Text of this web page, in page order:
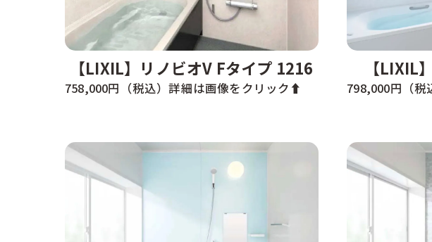
【LIXIL】リノビオV Fタイプ 1216
758,000円（税込）詳細は画像をクリック⬆️
【LIXIL
798,000円（